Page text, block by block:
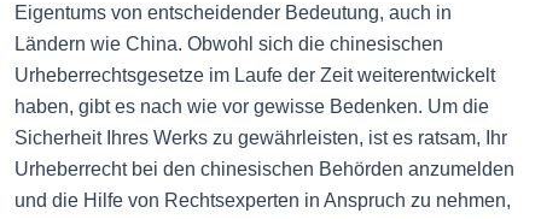
Eigentums von entscheidender Bedeutung, auch in
Ländern wie China. Obwohl sich die chinesischen
Urheberrechtsgesetze im Laufe der Zeit weiterentwickelt
haben, gibt es nach wie vor gewisse Bedenken. Um die
Sicherheit Ihres Werks zu gewährleisten, ist es ratsam, Ihr
Urheberrecht bei den chinesischen Behörden anzumelden
und die Hilfe von Rechtsexperten in Anspruch zu nehmen,